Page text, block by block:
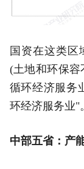
国资在这类区
(土地和环保容
循环经济服
环经济服务业"。
中部五省：产